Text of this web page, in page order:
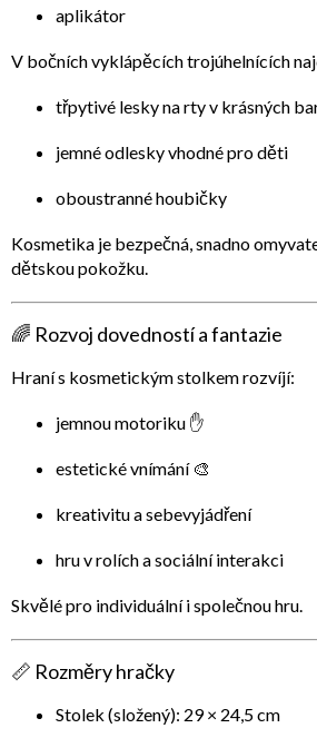
aplikátor
V bočních vyklápěcích trojúhelnících
třpytivé lesky na rtyv krásných
jemné odlesky vhodné pro děti
oboustranné houbičky
Kosmetika je bezpečná, snadno
dětskou pokožku.
🌈 Rozvoj dovedností a fantazie
Hraní s kosmetickým stolkem rozvíjí:
jemnou motoriku ✋
estetické vnímání 🎨
kreativitu a sebevyjádření
hru v rolích a sociální interakci
Skvělé pro individuální i společnou hru.
📏 Rozměry hračky
Stolek (složený): 29 × 24,5 cm